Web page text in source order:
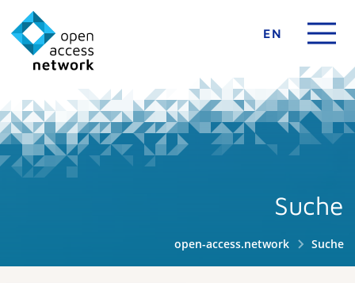
EN
Suche
open-access.network Suche